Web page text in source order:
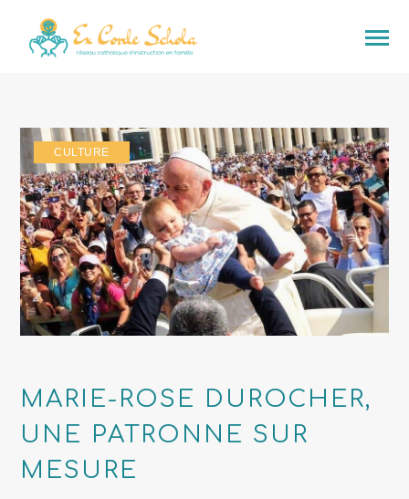
CULTURE
MARIE-ROSE DUROCHER,
UNE PATRONNE SUR
MESURE